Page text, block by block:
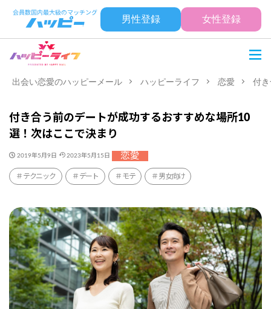
男性登録 女性登録
出会い恋愛のハッピーメール ハッピーライフ 恋愛 付
付き合う前のデートが成功するおすすめな場所10
選！次はここで決まり
2019年5月9日 2023年5月15日 恋愛
テクニック デート モテ 男女向け